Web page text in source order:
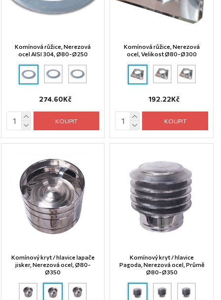
Komínová růžice, Nerezová
ocel AISI 304, Ø80-Ø250
274.60Kč
KOUPIT
Komínová růžice, Nerezová
ocel, Velikost Ø80-Ø300
192.22Kč
KOUPIT
Komínový kryt / hlavice lapače
jisker, Nerezová ocel, Ø80-
Ø350
Komínový kryt / hlavice
Pagoda, Nerezová ocel, Průmě
Ø80-Ø350